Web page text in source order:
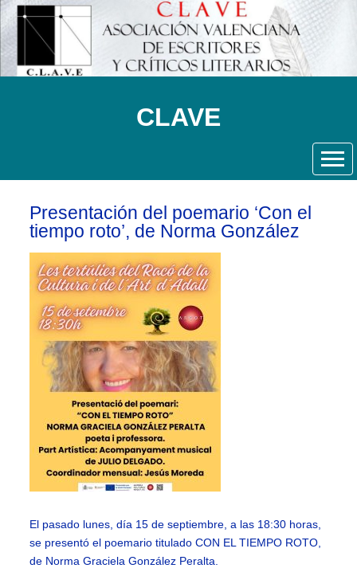
CLAVE
Presentación del poemario ‘Con el
tiempo roto’, de Norma González
El pasado lunes, día 15 de septiembre, a las 18:30 horas,
se presentó el poemario titulado CON EL TIEMPO ROTO,
de Norma Graciela González Peralta.